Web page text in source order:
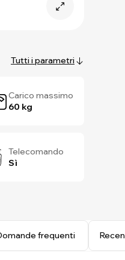
Tutti i parametri
Carico massimo
60 kg
Telecomando
Sì
frequenti